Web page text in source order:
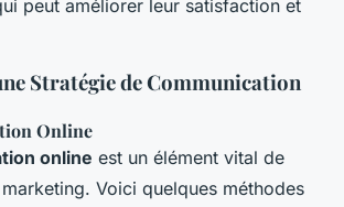
peut améliorer leur satisfaction et
Stratégie de Communication
Online
online est un élément vital de
Voici quelques méthodes